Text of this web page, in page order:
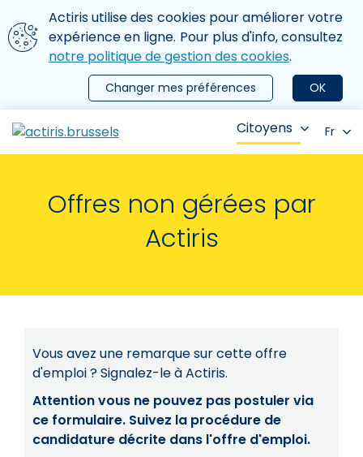
Aller au contenu principal
Nous utilisons des cookies
Actiris utilise des cookies pour améliorer votre
expérience en ligne. Pour plus d'info, consultez
notre politique de gestion des cookies.
OK
Changer mes préférences
le menu
Citoyens Fr
Offres non gérées par
Actiris
Vous avez une remarque sur cette offre
d'emploi ? Signalez-le à Actiris.
Attention vous ne pouvez pas postuler via
ce formulaire. Suivez la procédure de
candidature décrite dans l'offre d'emploi.